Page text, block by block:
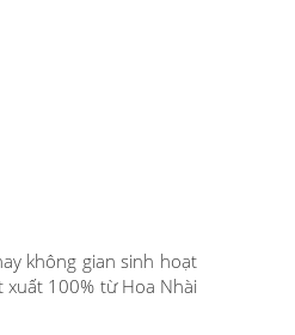
không gian sinh hoạt
100% từ Hoa Nhài